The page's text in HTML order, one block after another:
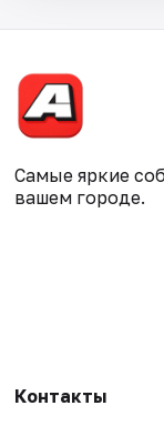
Самые яркие
вашем городе.
Контакты